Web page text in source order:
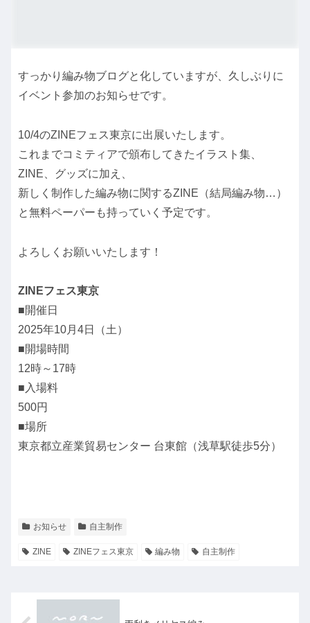
すっかり編み物ブログと化していますが、久しぶりに
イベント参加のお知らせです。
10/4のZINEフェス東京に出展いたします。
これまでコミティアで頒布してきたイラスト集、
ZINE、グッズに加え、
新しく制作した編み物に関するZINE（結局編み物…）
と無料ペーパーも持っていく予定です。
よろしくお願いいたします！
ZINEフェス東京
■開催日
2025年10月4日（土）
■開場時間
12時～17時
■入場料
500円
■場所
東京都立産業貿易センター 台東館（浅草駅徒歩5分）
お知らせ 自主制作
ZINE ZINEフェス東京 編み物 自主制作